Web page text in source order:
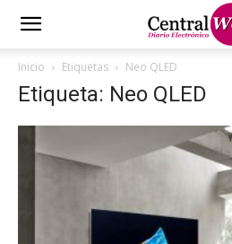
Inicio Etiquetas Neo QLED
Etiqueta: Neo QLED